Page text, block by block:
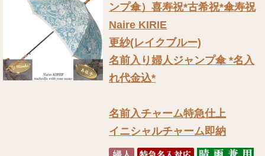
ンプ傘） 喜寿祝*古希祝*傘寿祝
Naire KIRIE
更紗(レイクブルー)
名前入り婦人ジャンプ傘 *名入
れ代金込*
名前入チャーム特急仕上
イニシャルチャーム即納